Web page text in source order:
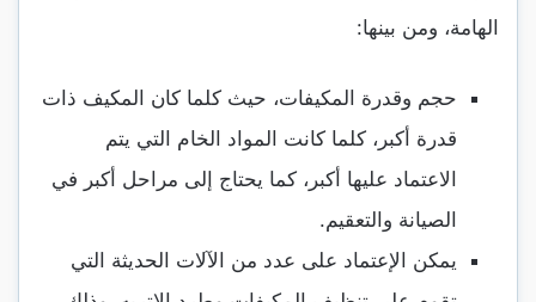
الهامة، ومن بينها:
حجم وقدرة المكيفات، حيث كلما كان المكيف ذات
قدرة أكبر، كلما كانت المواد الخام التي يتم
الاعتماد عليها أكبر، كما يحتاج إلى مراحل أكبر في
الصيانة والتعقيم.
يمكن الإعتماد على عدد من الآلات الحديثة التي